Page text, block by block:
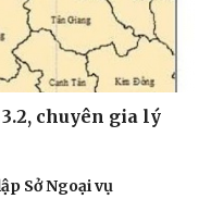
chuyên gia lý
Sở Ngoại vụ